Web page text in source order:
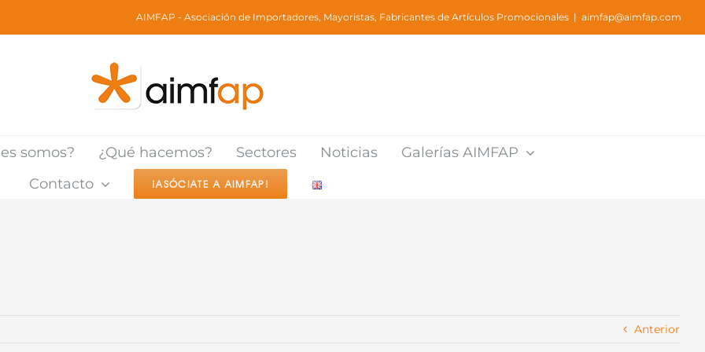
AIMFAP - Asociación de Importadores, Mayoristas, Fabricantes de Artículos Promocionales | aimfap@aimfap.com
somos? ¿Qué hacemos? Sectores Noticias
Galerías AIMFAP
Contacto
¡ASÓCIATE A AIMFAP!
Anterior